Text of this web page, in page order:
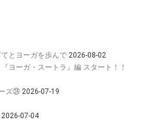
とヨーガを歩んで 2026-08-02
ヨーガ・スートラ』編 スタート！！
ズ㉔ 2026-07-19
2026-07-04